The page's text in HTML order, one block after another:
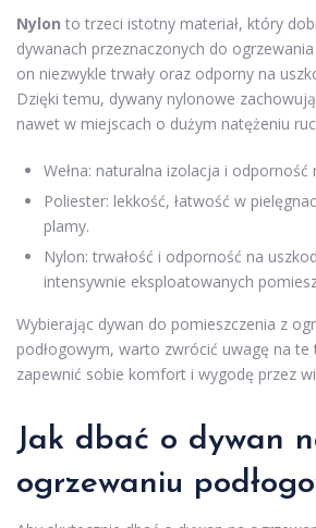
Nylon to trzeci istotny materiał, który
dywanach przeznaczonych do
on niezwykle trwały oraz odporny na
Dzięki temu, dywany nylonowe
nawet w miejscach o dużym natężeniu
Wełna: naturalna izolacja i odporność
Poliester: lekkość, łatwość w
plamy.
Nylon: trwałość i odporność na
intensywnie eksploatowanych
Wybierając dywan do pomieszczenia z
podłogowym, warto zwrócić uwagę na te
zapewnić sobie komfort i wygodę przez
Jak dbać o dywan
ogrzewaniu